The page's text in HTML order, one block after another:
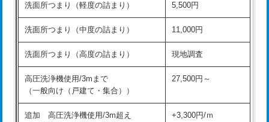
モルタル補修（厚さ10㎝超え） 38,500円
洗面台設置 38,500円
バスタブ設置 現場見積
追加人工 16,500円
廃棄・処分 現場見積
持込商品取付（混合水栓） 16,500円
持込商品取付（浄水器・分岐水栓） 16,500円
給水管工事※（ホール加工) 16,500円
給水管工事※（バンド止め)
給水管工事※（支持金具設置) 5,500円
洗面所つまり（軽度の詰まり） 5,500円
洗面所つまり（中度の詰まり） 11,000円
洗面所つまり（高度の詰まり） 現地調査
高圧洗浄機使用/3mまで
（一般向け（戸建て・集合））
27,500円～
追加 高圧洗浄機使用/3m超え
+3,300円/ｍ